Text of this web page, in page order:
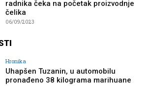
radnika čeka na početak proizvodnje
čelika
06/09/2023
Hronika
Uhapšen Tuzanin, u automobilu
pronađeno 38 kilograma marihuane